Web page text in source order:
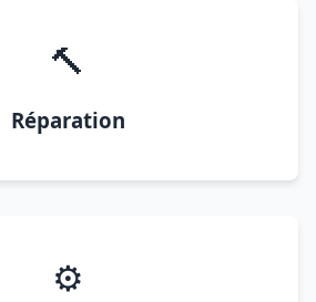
🔨
Réparation
⚙️